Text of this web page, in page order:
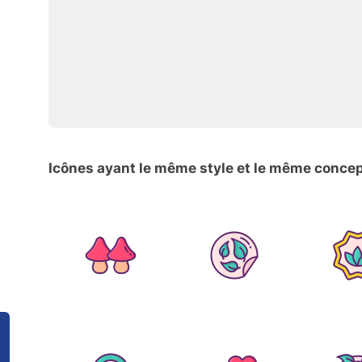
Icônes ayant le même style et le même